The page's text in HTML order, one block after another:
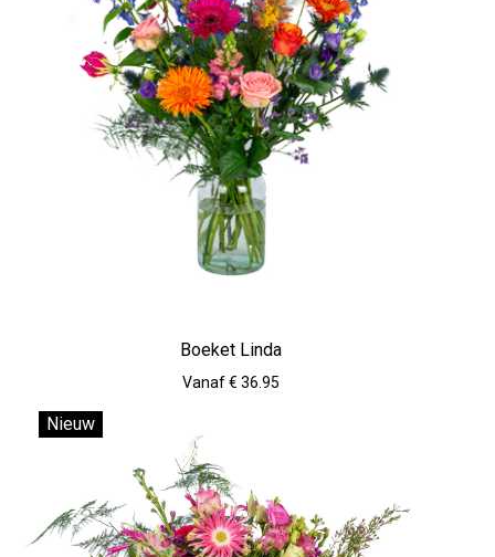
Boeket Linda
Vanaf € 36.95
Nieuw